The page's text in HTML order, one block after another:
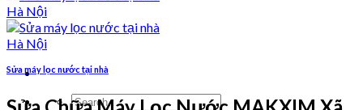
Search
Sửa máy lọc nước tại nhà